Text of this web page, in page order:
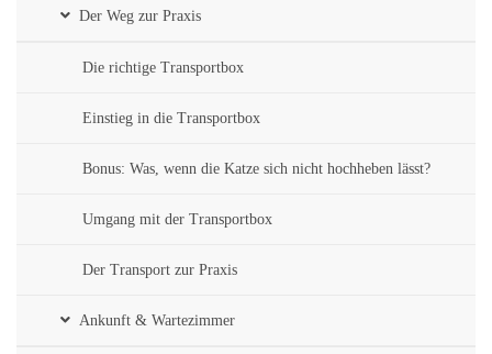
Der Weg zur Praxis
Die richtige Transportbox
Einstieg in die Transportbox
Bonus: Was, wenn die Katze sich nicht hochheben lässt?
Umgang mit der Transportbox
Der Transport zur Praxis
Ankunft & Wartezimmer